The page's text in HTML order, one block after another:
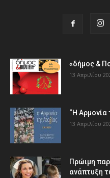
«δήμος &
13 Απριλίου
“Η Αρμονία
13 Απριλίου
Πρώιμη
ανάπτυξη